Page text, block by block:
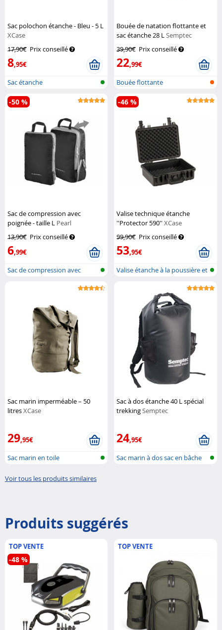
Sac polochon étanche - Bleu - 5 L
XCase
17,90€ Prix conseillé
8,95€
Sac étanche
Bouée de natation flottante et
sac étanche 28 LSemptec
39,90€ Prix conseillé
22,99€
Bouée flottante
Sac de compression avec
poignée - taille L Pearl
13,90€ Prix conseillé
6,99€
-50 %
Sac de compression avec
Valise technique étanche
''Protector 590''XCase
99,90€ Prix conseillé
53,95€
-46 %
Valise étanche à la poussière et
Sac marin imperméable – 50
litresXCase
29,95€
Sac marin en toile
Sac à dos étanche 40 L spécial
trekkingSemptec
24,95€
Sac marin à dos sac en bâche
Voir tous les produits similaires
Produits suggérés
TOP VENTE
-48 %
TOP VENTE